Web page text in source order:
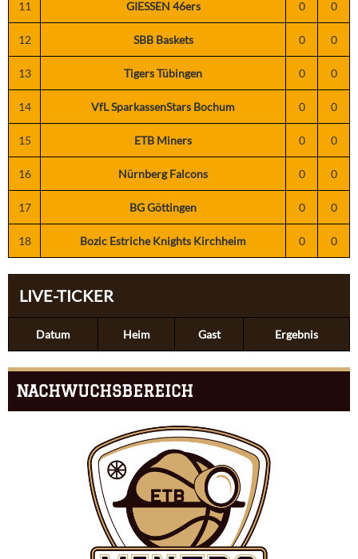
11 GIESSEN 46ers 0 0
12 SBB Baskets 0 0
13 Tigers Tübingen 0 0
14 VfL SparkassenStars Bochum 0 0
15 ETB Miners 0 0
16 Nürnberg Falcons 0 0
17 BG Göttingen 0 0
18 Bozic Estriche Knights Kirchheim 0 0
LIVE-TICKER
Datum Heim Gast Ergebnis
NACHWUCHSBEREICH